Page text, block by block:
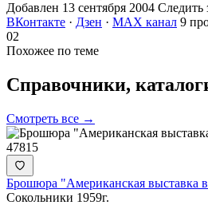
Добавлен 13 сентября 2004 Следить
ВКонтакте · Дзен · MAX канал 9
02
Похожее по теме
Справочники,
Смотреть все →
47815
Брошюра "Американская выставка
Сокольники 1959г.